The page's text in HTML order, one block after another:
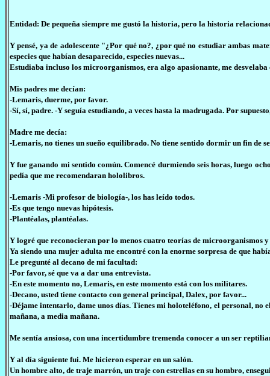
Entidad: De pequeña siempre me gustó la historia, pero la historia
Y pensé, ya de adolescente "¿Por qué no?, ¿por qué no estudiar ambas
especies que habían desaparecido, especies nuevas...
Estudiaba incluso los microorganismos, era algo apasionante, me desvelaba
Mis padres me decían:
-Lemaris, duerme, por favor.
-Sí, sí, padre. -Y seguía estudiando, a veces hasta la madrugada. Por
Madre me decía:
-Lemaris, no tienes un sueño equilibrado. No tiene sentido dormir un fin de
Y fue ganando mi sentido común. Comencé durmiendo seis horas, luego
pedía que me recomendaran hololibros.
-Lemaris -Mi profesor de biología-, los has leído todos.
-Es que tengo nuevas hipótesis.
-Plantéalas, plantéalas.
Y logré que reconocieran por lo menos cuatro teorías de microorganismos
Ya siendo una mujer adulta me encontré con la enorme sorpresa de que
Le pregunté al decano de mi facultad:
-Por favor, sé que va a dar una entrevista.
-En este momento no, Lemaris, en este momento está con los militares.
-Decano, usted tiene contacto con general principal, Dalex, por favor...
-Déjame intentarlo, dame unos días. Tienes mi holoteléfono, el personal,
mañana, a media mañana.
Me sentía ansiosa, con una incertidumbre tremenda conocer a un ser
Y al día siguiente fui. Me hicieron esperar en un salón.
Un hombre alto, de traje marrón, un traje con estrellas en su hombro,